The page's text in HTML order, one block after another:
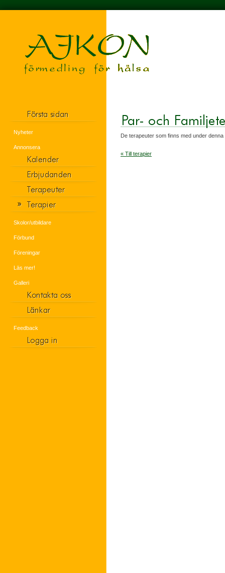
Nyheter
Annonsera
Skolor/utbildare
Förbund
Föreningar
Läs mer!
Galleri
Feedback
De terapeuter som finns med under
« Till terapier